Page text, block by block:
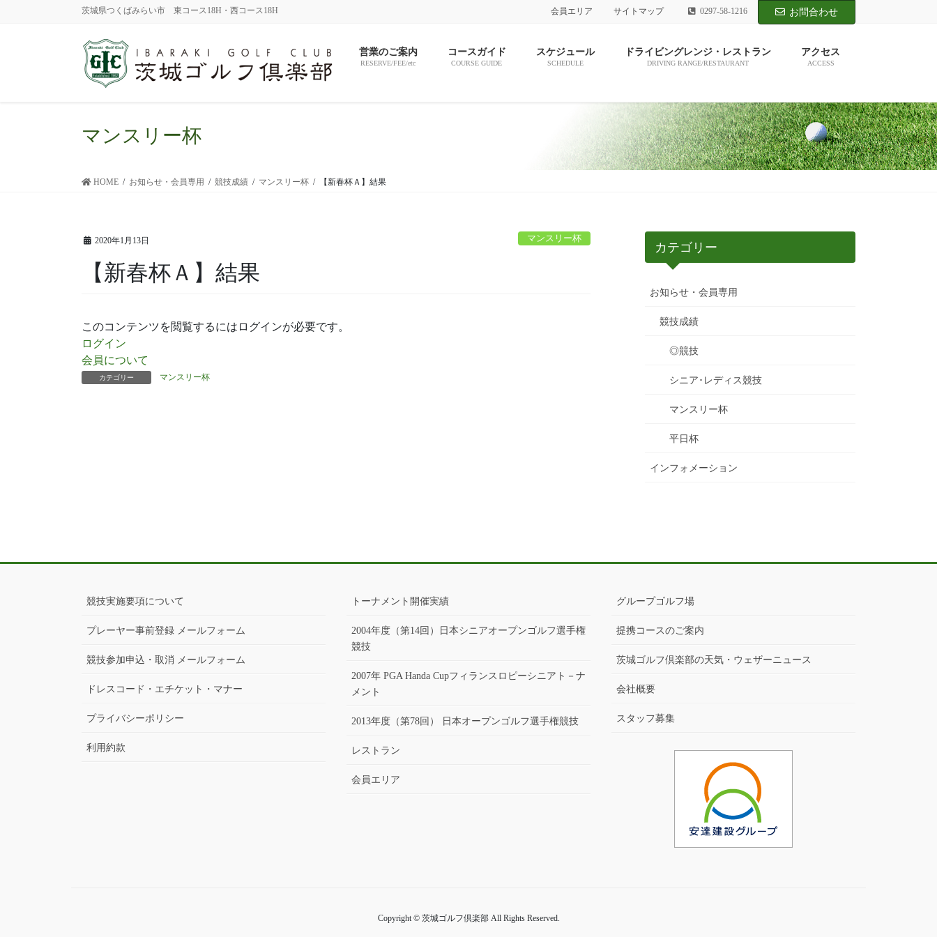
茨城県つくばみらい市 東コース18H・西コース18H 会員エリア サイトマップ 0297-58-1216 お問合わせ
営業のご案内
RESERVE/FEE/etc
コースガイド
COURSE GUIDE
スケジュール
SCHEDULE
ドライビングレンジ・レストラン
DRIVING RANGE/RESTAURANT
アクセス
ACCESS
マンスリー杯
HOME お知らせ・会員専用 競技成績 マンスリー杯 【新春杯Ａ】結果
2020年1月13日 マンスリー杯
【新春杯Ａ】結果
このコンテンツを閲覧するにはログインが必要です。
ログイン
会員について
カテゴリー マンスリー杯
カテゴリー
お知らせ・会員専用
競技成績
◎競技
シニア･レディス競技
マンスリー杯
平日杯
インフォメーション
競技実施要項について
プレーヤー事前登録 メールフォーム
競技参加申込・取消 メールフォーム
ドレスコード・エチケット・マナー
プライバシーポリシー
利用約款
トーナメント開催実績
2004年度（第14回）日本シニアオープンゴルフ選手権
競技
2007年 PGA Handa Cupフィランスロピーシニアト－ナ
メント
2013年度（第78回） 日本オープンゴルフ選手権競技
レストラン
会員エリア
グループゴルフ場
提携コースのご案内
茨城ゴルフ倶楽部の天気・ウェザーニュース
会社概要
スタッフ募集
Copyright © 茨城ゴルフ倶楽部 All Rights Reserved.